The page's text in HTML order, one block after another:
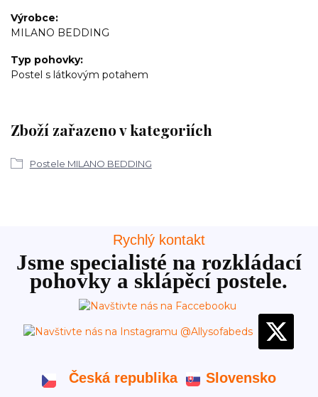
Výrobce
MILANO BEDDING
Typ pohovky
Postel s látkovým potahem
Zboží zařazeno v kategoriích
Postele MILANO BEDDING
Rychlý kontakt
Jsme specialisté na rozkládací
pohovky a sklápěcí postele.
Česká republika Slovensko